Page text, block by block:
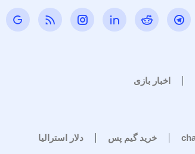
اخبار بازی
خرید گیم پس دلار استرالیا